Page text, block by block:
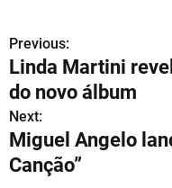
N
a
v
e
Previous:
Linda Martini
do novo álbum
Next:
Miguel Angelo
Canção”